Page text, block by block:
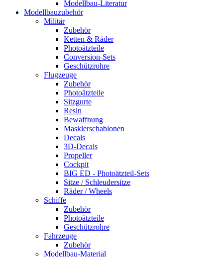
Modellbau-Literatur
Modellbauzubehör
Militär
Zubehör
Ketten & Räder
Photoätzteile
Conversion-Sets
Geschützrohre
Flugzeuge
Zubehör
Photoätzteile
Sitzgurte
Resin
Bewaffnung
Maskierschablonen
Decals
3D-Decals
Propeller
Cockpit
BIG ED - Photoätzteil-Sets
Sitze / Schleudersitze
Räder / Wheels
Schiffe
Zubehör
Photoätzteile
Geschützrohre
Fahrzeuge
Zubehör
Modellbau-Material